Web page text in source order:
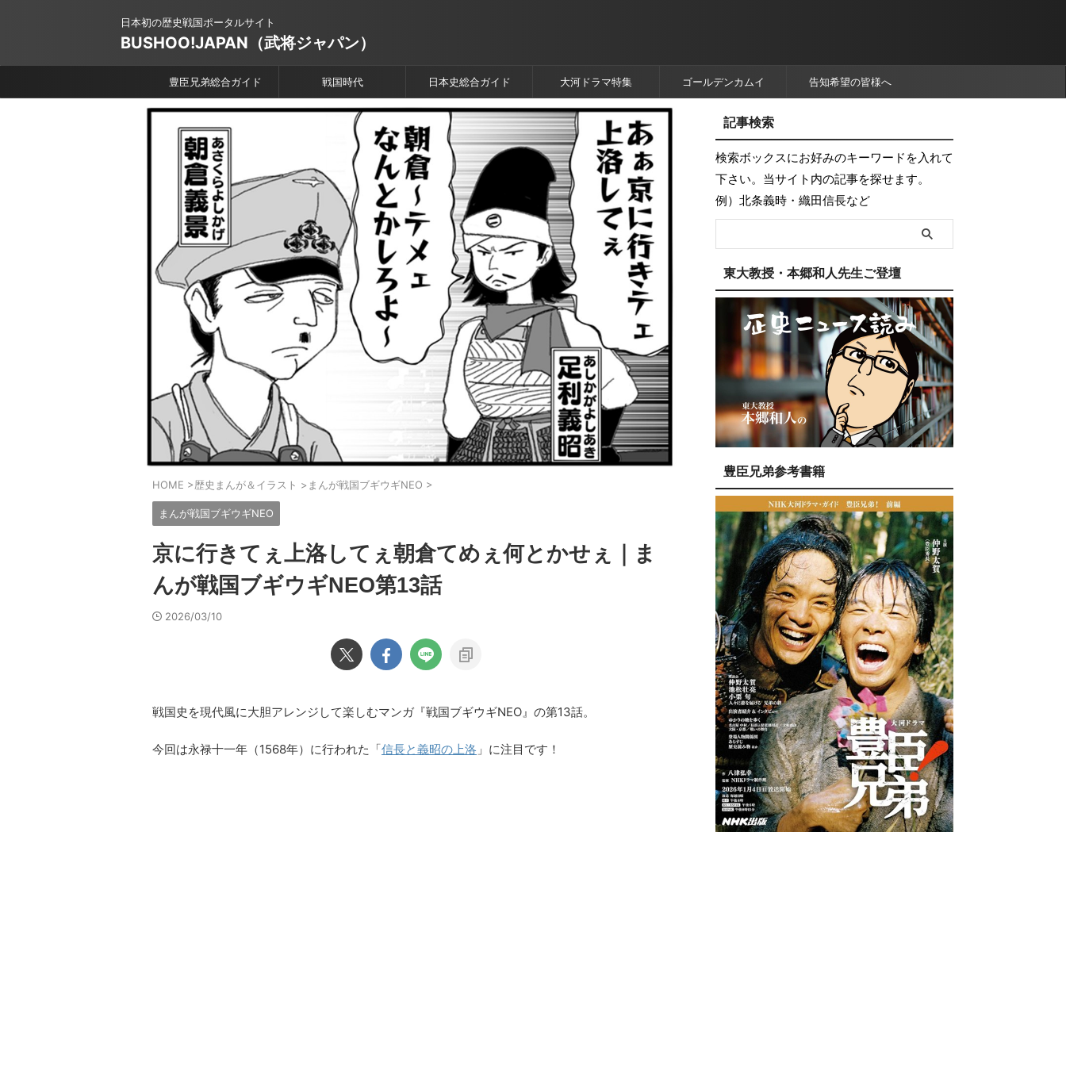
日本初の歴史戦国ポータルサイト
BUSHOO!JAPAN（武将ジャパン）
豊臣兄弟総合ガイド 戦国時代 日本史総合ガイド 大河ドラマ特集 ゴールデンカムイ 告知希望の皆様へ
HOME >歴史まんが＆イラスト > まんが戦国ブギウギNEO >
まんが戦国ブギウギNEO
京に行きてぇ上洛してぇ朝倉てめぇ何とかせぇ｜ま
んが戦国ブギウギNEO第13話
2026/03/10
戦国史を現代風に大胆アレンジして楽しむマンガ『戦国ブギウギNEO』の第13話。
今回は永禄十一年（1568年）に行われた「信長と義昭の上洛 」に注目です！
記事検索
検索ボックスにお好みのキーワードを入れて
下さい。当サイト内の記事を探せます。
例）北条義時・織田信長など
東大教授・本郷和人先生ご登壇
豊臣兄弟参考書籍